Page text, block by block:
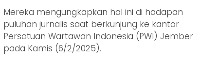
Mereka mengungkapkan hal ini di hadapan
puluhan jurnalis saat berkunjung ke kantor
Persatuan Wartawan Indonesia (PWI) Jember
pada Kamis (6/2/2025).